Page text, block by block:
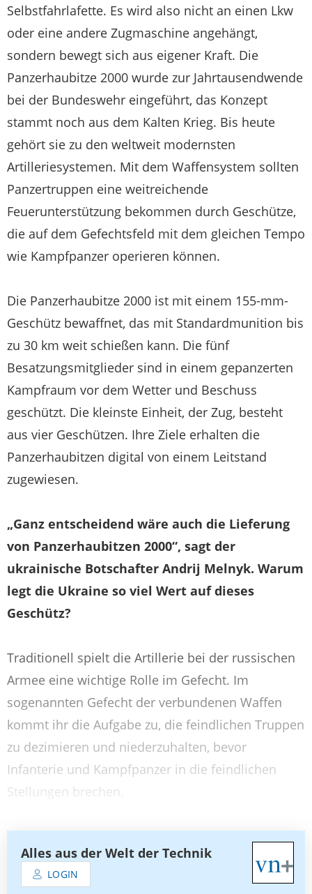
Selbstfahrlafette. Es wird also nicht an einen Lkw
oder eine andere Zugmaschine angehängt,
sondern bewegt sich aus eigener Kraft. Die
Panzerhaubitze 2000 wurde zur Jahrtausendwende
bei der Bundeswehr eingeführt, das Konzept
stammt noch aus dem Kalten Krieg. Bis heute
gehört sie zu den weltweit modernsten
Artilleriesystemen. Mit dem Waffensystem sollten
Panzertruppen eine weitreichende
Feuerunterstützung bekommen durch Geschütze,
die auf dem Gefechtsfeld mit dem gleichen Tempo
wie Kampfpanzer operieren können.
Die Panzerhaubitze 2000 ist mit einem 155-mm-
Geschütz bewaffnet, das mit Standardmunition bis
zu 30 km weit schießen kann. Die fünf
Besatzungsmitglieder sind in einem gepanzerten
Kampfraum vor dem Wetter und Beschuss
geschützt. Die kleinste Einheit, der Zug, besteht
aus vier Geschützen. Ihre Ziele erhalten die
Panzerhaubitzen digital von einem Leitstand
zugewiesen.
„Ganz entscheidend wäre auch die Lieferung
von Panzerhaubitzen 2000“, sagt der
ukrainische Botschafter Andrij Melnyk. Warum
legt die Ukraine so viel Wert auf dieses
Geschütz?
Traditionell spielt die Artillerie bei der russischen
Armee eine wichtige Rolle im Gefecht. Im
sogenannten Gefecht der verbundenen Waffen
kommt ihr die Aufgabe zu, die feindlichen Truppen
zu dezimieren und niederzuhalten, bevor
Infanterie und Kampfpanzer in die feindlichen
Stellungen brechen.
Alles aus der Welt der Technik
LOGIN